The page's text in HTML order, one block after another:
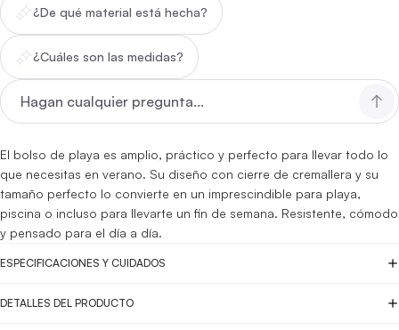
¿De qué material está hecha?
¿Cuáles son las medidas?
El bolso de playa es amplio, práctico y perfecto para llevar todo lo
que necesitas en verano. Su diseño con cierre de cremallera y su
tamaño perfecto lo convierte en un imprescindible para playa,
piscina o incluso para llevarte un fin de semana. Resistente, cómodo
y pensado para el día a día.
ESPECIFICACIONES Y CUIDADOS
DETALLES DEL PRODUCTO